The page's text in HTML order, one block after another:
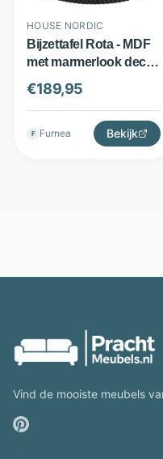
HOUSE NORDIC
Bijzettafel Rota - MDF
met marmerlook decor
- rond Ø45 cm - bruin -
House Nordic
€189,95
F Furnea Bekijk
Vind de mooiste meubels